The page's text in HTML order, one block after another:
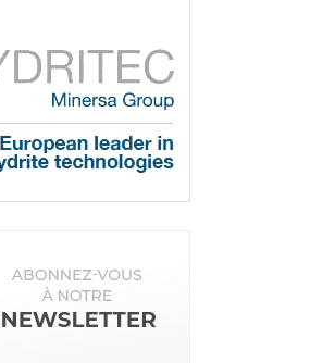
au préalable, couverts d’une sous-couche
chape, compte tenu de la
explique Philippe Noyret,
Sika dans la région.